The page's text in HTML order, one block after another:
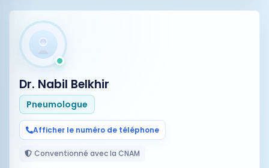
Dr. Nabil Belkhir
Pneumologue
Afficher le numéro de téléphone
Conventionné avec la CNAM